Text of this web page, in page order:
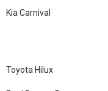
Kia Carnival
Toyota Hilux